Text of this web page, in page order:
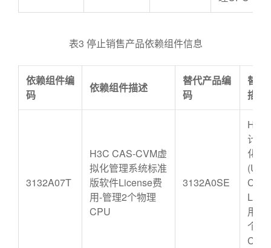
表3 停止销售产品依赖组件信息
依赖组件编
码
依赖组件描述
替代产品编
码
替代
描述
3132A07T
H3C CAS-CVM虚
拟化管理系统标准
版软件License费
用-管理2个物理
CPU
3132A0SE
H3C
计算
化软
(UIS
CAS)
用-
个物
CPU